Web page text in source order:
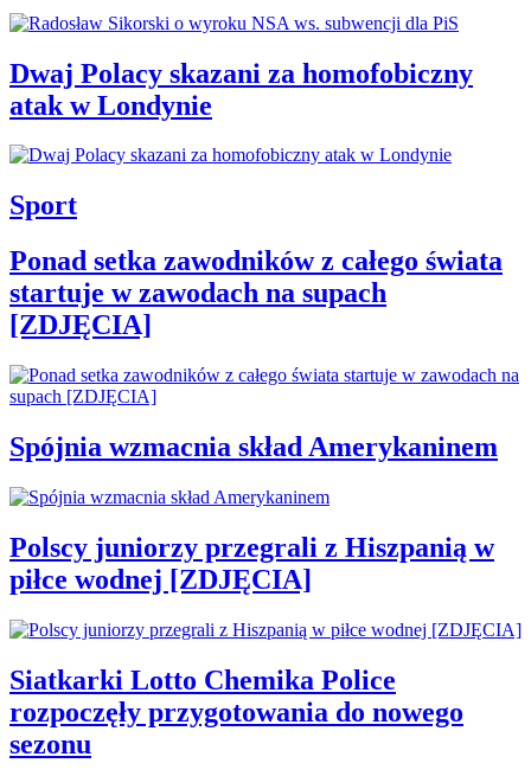
Dwaj Polacy skazani za homofobiczny
atak w Londynie
Sport
Ponad setka zawodników z całego świata
startuje w zawodach na supach
[ZDJĘCIA]
Spójnia wzmacnia skład Amerykaninem
Polscy juniorzy przegrali z Hiszpanią w
piłce wodnej [ZDJĘCIA]
Siatkarki Lotto Chemika Police
rozpoczęły przygotowania do nowego
sezonu